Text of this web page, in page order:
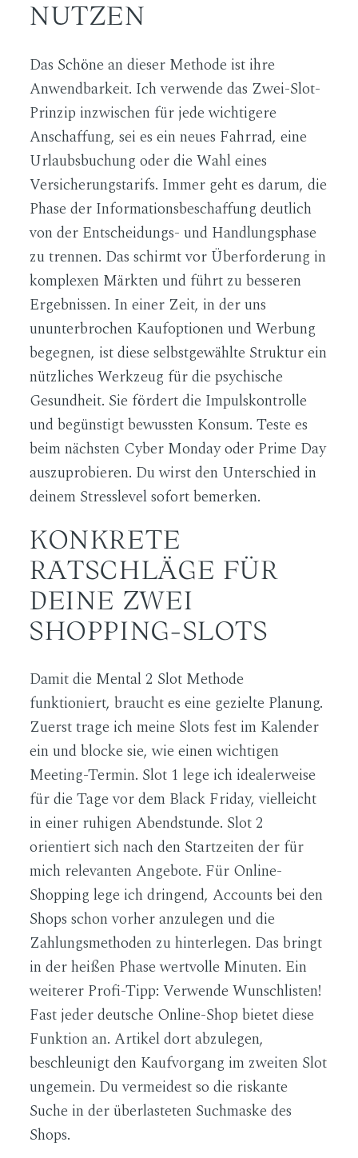
NUTZEN
Das Schöne an dieser Methode ist ihre
Anwendbarkeit. Ich verwende das Zwei-Slot-
Prinzip inzwischen für jede wichtigere
Anschaffung, sei es ein neues Fahrrad, eine
Urlaubsbuchung oder die Wahl eines
Versicherungstarifs. Immer geht es darum, die
Phase der Informationsbeschaffung deutlich
von der Entscheidungs- und Handlungsphase
zu trennen. Das schirmt vor Überforderung in
komplexen Märkten und führt zu besseren
Ergebnissen. In einer Zeit, in der uns
ununterbrochen Kaufoptionen und Werbung
begegnen, ist diese selbstgewählte Struktur ein
nützliches Werkzeug für die psychische
Gesundheit. Sie fördert die Impulskontrolle
und begünstigt bewussten Konsum. Teste es
beim nächsten Cyber Monday oder Prime Day
auszuprobieren. Du wirst den Unterschied in
deinem Stresslevel sofort bemerken.
KONKRETE
RATSCHLÄGE FÜR
DEINE ZWEI
SHOPPING-SLOTS
Damit die Mental 2 Slot Methode
funktioniert, braucht es eine gezielte Planung.
Zuerst trage ich meine Slots fest im Kalender
ein und blocke sie, wie einen wichtigen
Meeting-Termin. Slot 1 lege ich idealerweise
für die Tage vor dem Black Friday, vielleicht
in einer ruhigen Abendstunde. Slot 2
orientiert sich nach den Startzeiten der für
mich relevanten Angebote. Für Online-
Shopping lege ich dringend, Accounts bei den
Shops schon vorher anzulegen und die
Zahlungsmethoden zu hinterlegen. Das bringt
in der heißen Phase wertvolle Minuten. Ein
weiterer Profi-Tipp: Verwende Wunschlisten!
Fast jeder deutsche Online-Shop bietet diese
Funktion an. Artikel dort abzulegen,
beschleunigt den Kaufvorgang im zweiten Slot
ungemein. Du vermeidest so die riskante
Suche in der überlasteten Suchmaske des
Shops.